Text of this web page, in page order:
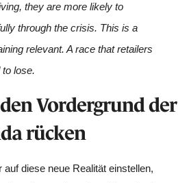
they are more likely to
through the crisis. This is a
relevant. A race that retailers
to lose.
Vordergrund der
rücken
diese neue Realität einstellen,